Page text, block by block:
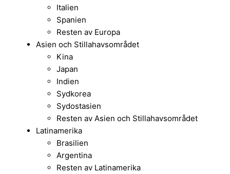
Italien
Spanien
Resten av Europa
Asien och Stillahavsområdet
Kina
Japan
Indien
Sydkorea
Sydostasien
Resten av Asien och Stillahavsområdet
Latinamerika
Brasilien
Argentina
Resten av Latinamerika